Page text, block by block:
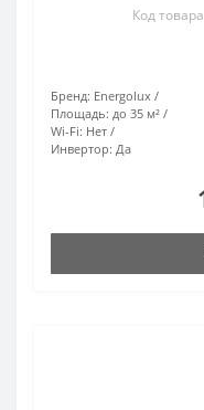
Код
Бренд: Energolux
Площадь: до 35 м²
Wi-Fi: Нет
Инвертор: Да